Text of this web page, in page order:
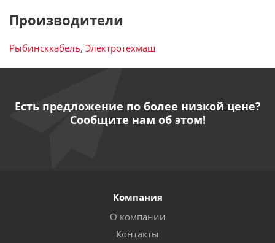
Производители
Рыбинсккабель, Электротехмаш
Есть предложение по более низкой цене?
Сообщите нам об этом!
Компания
О компании
Контакты